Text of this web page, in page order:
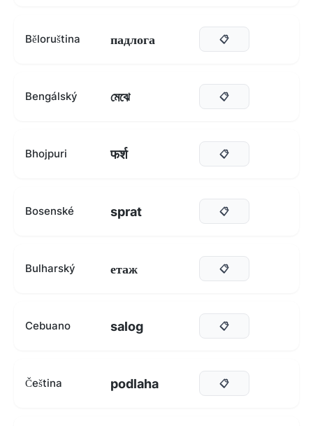
Běloruština падлога 📋
Bengálský মেঝে 📋
Bhojpuri फर्श 📋
Bosenské sprat 📋
Bulharský етаж 📋
Cebuano salog 📋
Čeština podlaha 📋